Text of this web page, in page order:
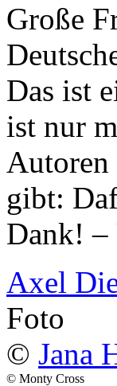
Große
Das ist
ist nur
Autoren
gibt:
Dank!
Axel
Foto
© Jana
© Monty Cross